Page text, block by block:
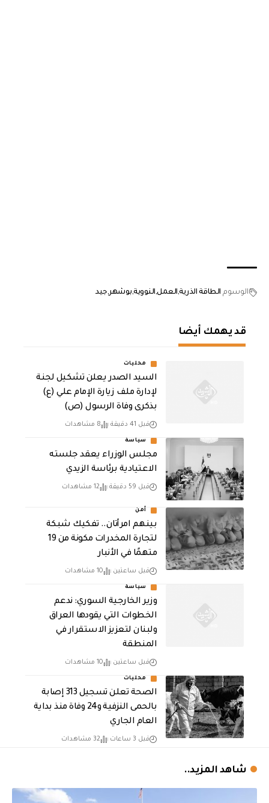
الوسوم الطاقة الذرية العمل النووية بوشهر جيد
قد يهمك أيضا
محليات
السيد الصدر يعلن تشكيل لجنة
لإدارة ملف زيارة الإمام علي (ع)
بذكرى وفاة الرسول (ص)
قبل 41 دقيقة 8 مشاهدات
سياسة
مجلس الوزراء يعقد جلسته
الاعتيادية برئاسة الزيدي
قبل 59 دقيقة 12 مشاهدات
أمن
بينهم امرأتان.. تفكيك شبكة
لتجارة المخدرات مكونة من 19
متهمًا في الأنبار
قبل ساعتين 10 مشاهدات
سياسة
وزير الخارجية السوري: ندعم
الخطوات التي يقودها العراق
ولبنان لتعزيز الاستقرار في
المنطقة
قبل ساعتين 10 مشاهدات
محليات
الصحة تعلن تسجيل 313 إصابة
بالحمى النزفية و24 وفاة منذ بداية
العام الجاري
قبل 3 ساعات 32 مشاهدات
شاهد المزيد..